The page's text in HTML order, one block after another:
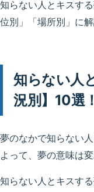
知らない人とキスす
位別」「場所別」に
知らない人
況別】10選！
夢のなかで知らない
よって、夢の意味は変
知らない人とキスす